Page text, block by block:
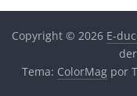
Copyright © 2026 E-
Tema: ColorMag por